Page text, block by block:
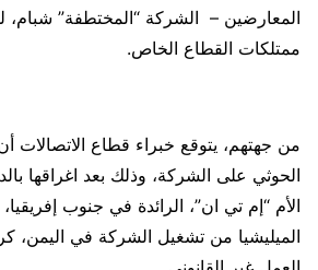
المعارضين – الشركة “المختطفة”
ممتلكات القطاع الخاص.
من جهتهم، يتوقع خبراء قطاع الاتصالات
الحوثي على الشركة، وذلك بعد اغراقها
الأم “إم تي ان”، الرائدة في جنوب
الميليشيا من تشغيل الشركة في اليمن،